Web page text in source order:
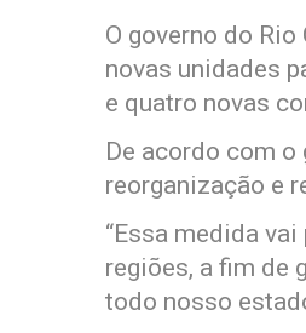
O governo do
novas unidades
e quatro novas
De acordo com
reorganização e
“Essa medida
regiões, a fim de
todo nosso